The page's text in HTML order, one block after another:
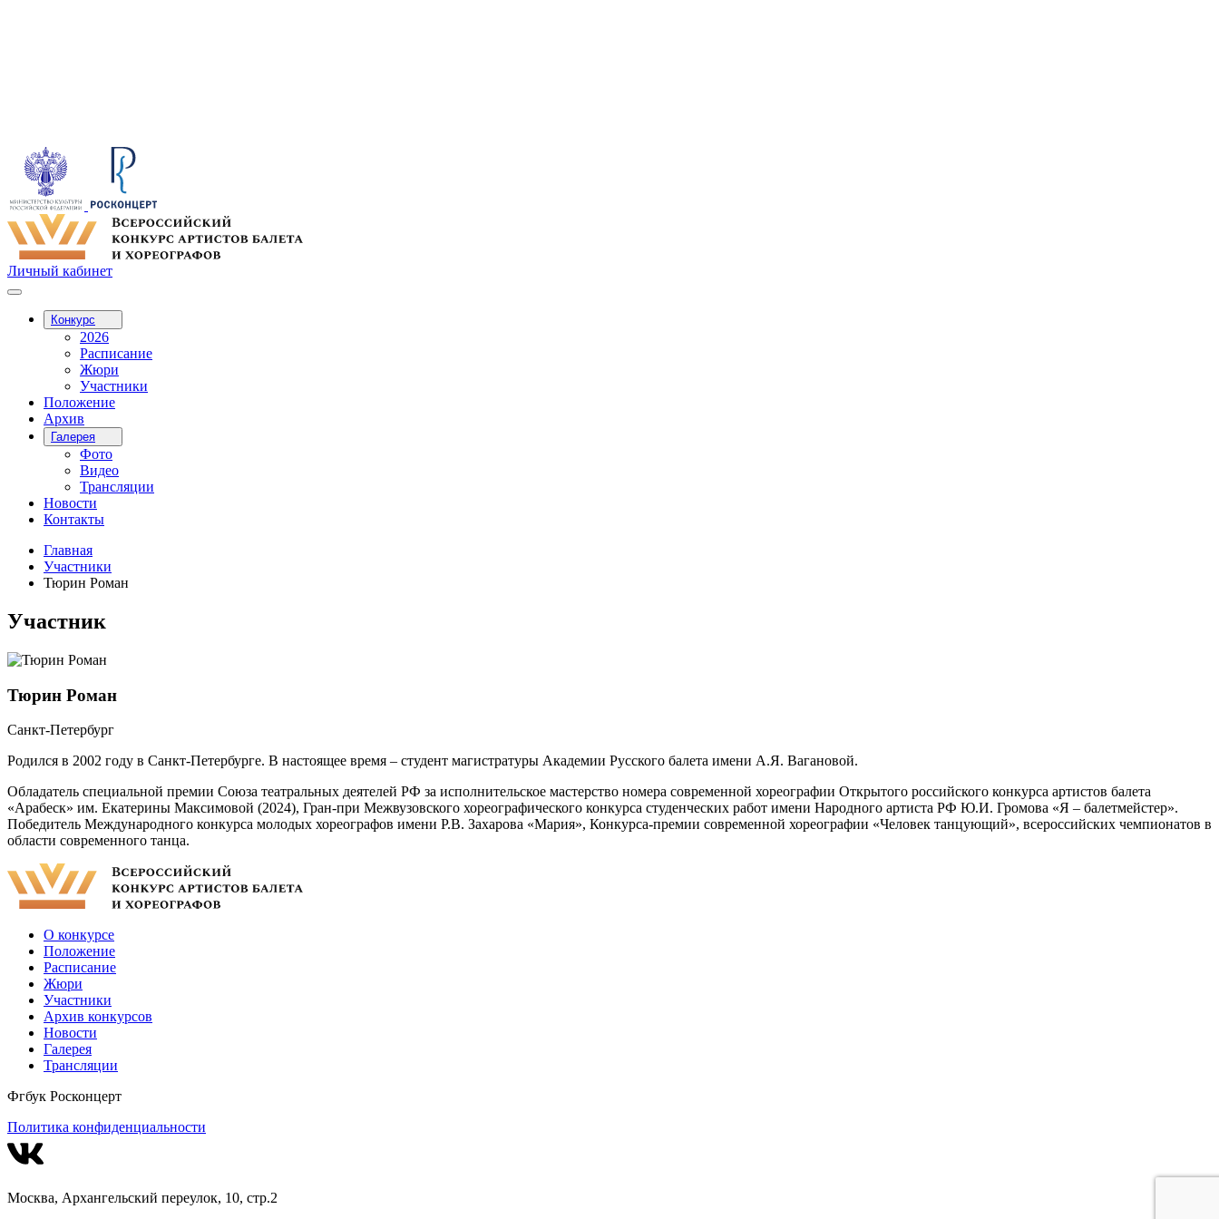
Личный кабинет
Конкурс
2026
Расписание
Жюри
Участники
Положение
Архив
Галерея
Фото
Видео
Трансляции
Новости
Контакты
Главная
Участники
Тюрин Роман
Участник
Тюрин Роман
Санкт-Петербург
Родился в 2002 году в Санкт-Петербурге. В настоящее время – студент магистратуры Академии Русского балета имени А.Я. Вагановой.
Обладатель специальной премии Союза театральных деятелей РФ за исполнительское мастерство номера современной хореографии Открытого российского конкурса артистов балета
«Арабеск» им. Екатерины Максимовой (2024), Гран-при Межвузовского хореографического конкурса студенческих работ имени Народного артиста РФ Ю.И. Громова «Я – балетмейстер».
Победитель Международного конкурса молодых хореографов имени Р.В. Захарова «Мария», Конкурса-премии современной хореографии «Человек танцующий», всероссийских чемпионатов в
области современного танца.
О конкурсе
Положение
Расписание
Жюри
Участники
Архив конкурсов
Новости
Галерея
Трансляции
Фгбук Росконцерт
Политика конфиденциальности
Москва, Архангельский переулок, 10, стр.2